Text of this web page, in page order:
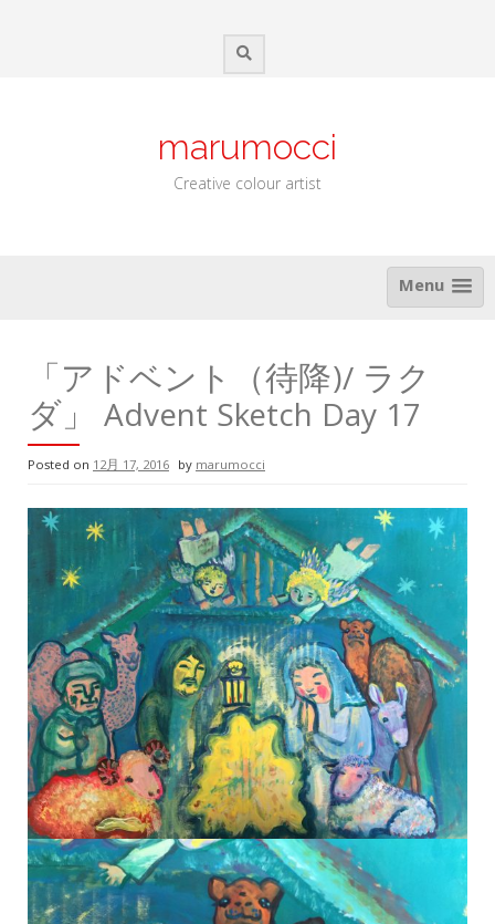
marumocci
Creative colour artist
Menu
「アドベント（待降)/ ラク
ダ」 Advent Sketch Day 17
Posted on 12月 17, 2016 bymarumocci